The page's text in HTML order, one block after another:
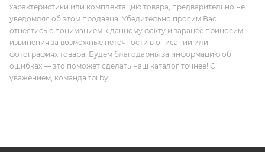
характеристики или комплектацию товара, предварительно не
уведомляя об этом продавца. Убедительно просим Вас
отнестись с пониманием к данному факту и заранее приносим
извинения за возможные неточности в описании или
фотографиях товара. Будем благодарны за информацию об
ошибках — это поможет сделать наш каталог точнее! С
уважением, команда tpi.by.